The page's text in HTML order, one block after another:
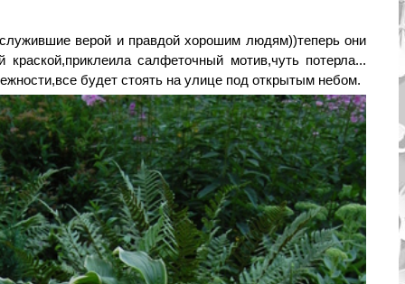
верой и правдой хорошим людям))теперь они
салфеточный мотив,чуть потерла...
будет стоять на улице под открытым небом.